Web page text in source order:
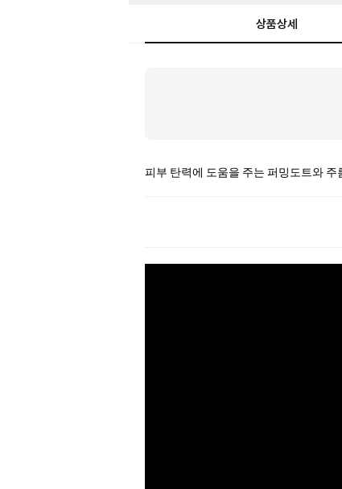
상품상세
피부 탄력에 도움을 주는 퍼밍도트와